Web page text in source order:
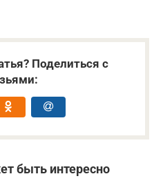
Поделиться с
быть интересно